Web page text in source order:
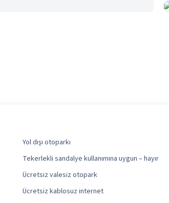
Yol dışı otoparkı
Tekerlekli sandalye kullanımına uygun – hayır
Ücretsiz valesiz otopark
Ücretsiz kablosuz internet